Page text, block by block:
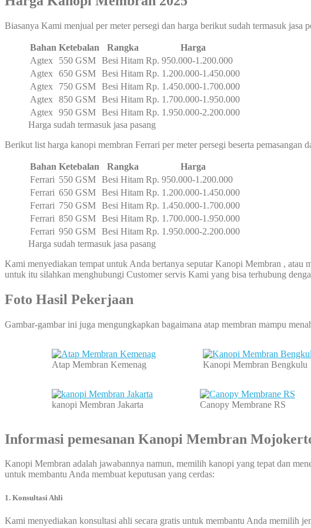
Biasanya Kami menjual per meter persegi dan harga berikut sudah termasuk jasa
Bahan Ketebalan Rangka
Harga
Agtex
550 GSM Besi Hitam Rp. 950.000-1.200.000
Agtex
650 GSM Besi Hitam Rp. 1.200.000-1.450.000
Agtex
750 GSM Besi Hitam Rp. 1.450.000-1.700.000
Agtex
850 GSM Besi Hitam Rp. 1.700.000-1.950.000
Agtex
950 GSM Besi Hitam Rp. 1.950.000-2.200.000
Harga sudah termasuk jasa pasang
Berikut list harga kanopi membran Ferrari per meter persegi beserta pemasangan
Bahan Ketebalan Rangka
Harga
Ferrari 550 GSM Besi Hitam Rp. 950.000-1.200.000
Ferrari 650 GSM Besi Hitam Rp. 1.200.000-1.450.000
Ferrari 750 GSM Besi Hitam Rp. 1.450.000-1.700.000
Ferrari 850 GSM Besi Hitam Rp. 1.700.000-1.950.000
Ferrari 950 GSM Besi Hitam Rp. 1.950.000-2.200.000
Harga sudah termasuk jasa pasang
Kami menyediakan tempat untuk Anda bertanya seputar Kanopi Membran , atau
untuk itu silahkan menghubungi Customer servis Kami yang bisa terhubung
Foto Hasil Pekerjaan
Gambar-gambar ini juga mengungkapkan bagaimana atap membran mampu
Atap Membran Kemenag Kanopi Membran Bengkulu
kanopi Membran Jakarta Canopy Membrane RS
Informasi pemesanan Kanopi Membran
Kanopi Membran adalah jawabannya namun, memilih kanopi yang tepat dan
untuk membantu Anda membuat keputusan yang cerdas:
1. Konsultasi Ahli
Kami menyediakan konsultasi ahli secara gratis untuk membantu Anda memilih